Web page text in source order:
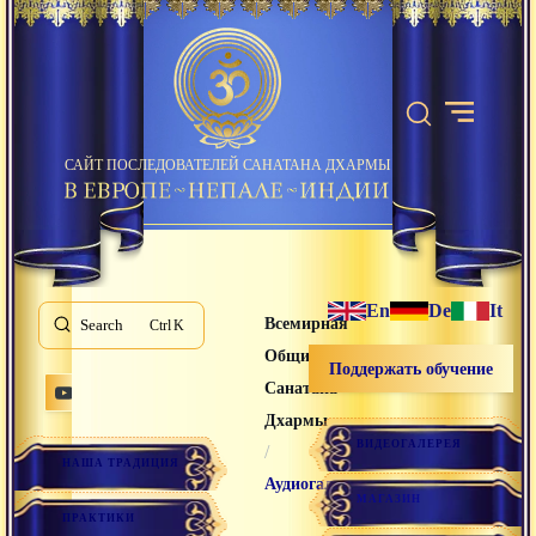
САЙТ ПОСЛЕДОВАТЕЛЕЙ САНАТАНА ДХАРМЫ
Search K
НАША ТРАДИЦИЯ
ПРАКТИКИ
Всемирная
Община
Санатана
Дхармы
/
Аудиогалерея
En De It
Поддержать обучение
ВИДЕОГАЛЕРЕЯ
МАГАЗИН